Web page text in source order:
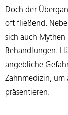
Doch der
oft fließend.
sich auch Mythen
Behandlungen.
angebliche
Zahnmedizin, um
präsentieren.